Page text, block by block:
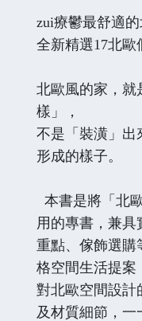
zui療鬱最舒適
全新精選17北歐
北歐風的家，就
樣」，
不是「裝潢」出
形成的樣子。
本書是將「北
用的專書，兼
重點、傢飾選購
格空間生活提案
對北歐空間設計
及材質細節，